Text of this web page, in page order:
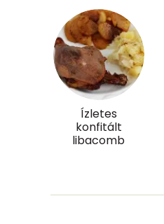
Élelmi rost
Víz
Összesen
Vitaminok
A vitamin
Ízletes
konfitált
libacomb